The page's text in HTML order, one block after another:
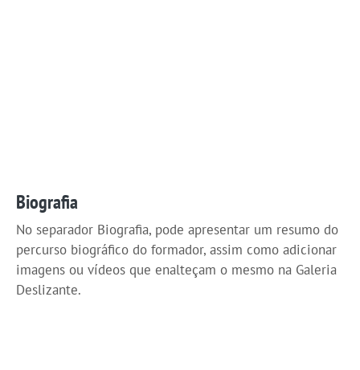
Biografia
No separador Biografia, pode apresentar um resumo do
percurso biográfico do formador, assim como adicionar
imagens ou vídeos que enalteçam o mesmo na Galeria
Deslizante.